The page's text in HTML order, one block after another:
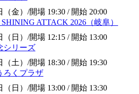
金） /開場 19:30 / 開始 20:00
ATTACK 2026（岐阜）
日） /開場 12:15 / 開始 13:00
シリーズ
土） /開場 18:30 / 開始 19:30
ろくプラザ
日） /開場 13:00 / 開始 13:30